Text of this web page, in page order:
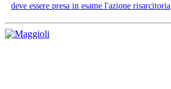
deve essere presa in esame l'azione risarcitoria